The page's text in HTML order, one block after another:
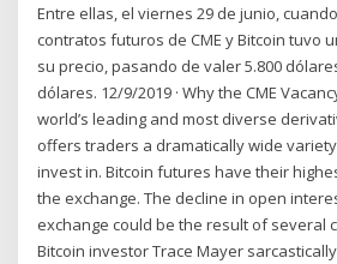
Entre ellas, el viernes 29 de junio,
contratos futuros de CME y Bitcoin tuvo
su precio, pasando de valer 5.800
dólares. 12/9/2019 · Why the CME
world’s leading and most diverse
offers traders a dramatically wide
invest in. Bitcoin futures have their
the exchange. The decline in open
exchange could be the result of several
Bitcoin investor Trace Mayer